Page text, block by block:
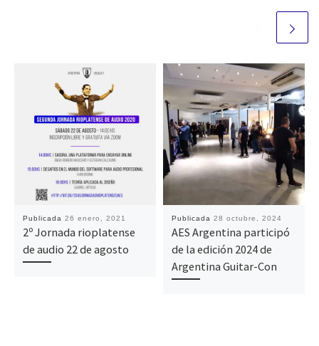
Publicada 26 enero, 2021
2º Jornada rioplatense
de audio 22 de agosto
Publicada 28 octubre, 2024
AES Argentina participó
de la edición 2024 de
Argentina Guitar-Con